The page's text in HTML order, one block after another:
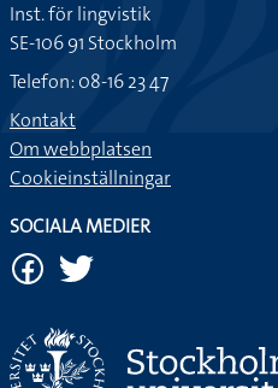
Inst. för lingvistik
SE-106 91 Stockholm
Telefon: 08-16 23 47
Kontakt
Om webbplatsen
Cookieinställningar
SOCIALA MEDIER